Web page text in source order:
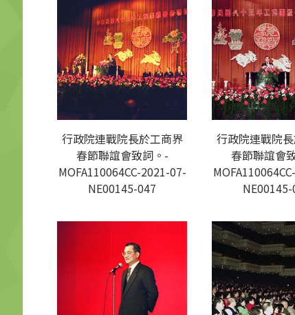
行政院連戰院長於工商界
春節聯誼會致詞。-
MOFA110064CC-2021-07-
NE00145-047
行政院連戰院
春節聯誼會